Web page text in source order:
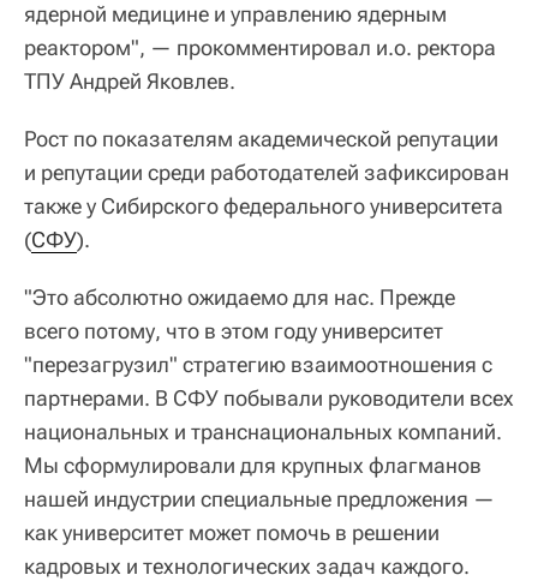
ядерной медицине и управлению ядерным
реактором", — прокомментировал и.о. ректора
ТПУ Андрей Яковлев.
Рост по показателям академической репутации
и репутации среди работодателей зафиксирован
также у Сибирского федерального университета
(СФУ).
"Это абсолютно ожидаемо для нас. Прежде
всего потому, что в этом году университет
"перезагрузил" стратегию взаимоотношения с
партнерами. В СФУ побывали руководители всех
национальных и транснациональных компаний.
Мы сформулировали для крупных флагманов
нашей индустрии специальные предложения —
как университет может помочь в решении
кадровых и технологических задач каждого.